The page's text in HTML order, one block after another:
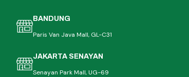
BANDUNG
Paris Van Java Mall, GL-C31
JAKARTA SENAYAN
Senayan Park Mall, UG-69